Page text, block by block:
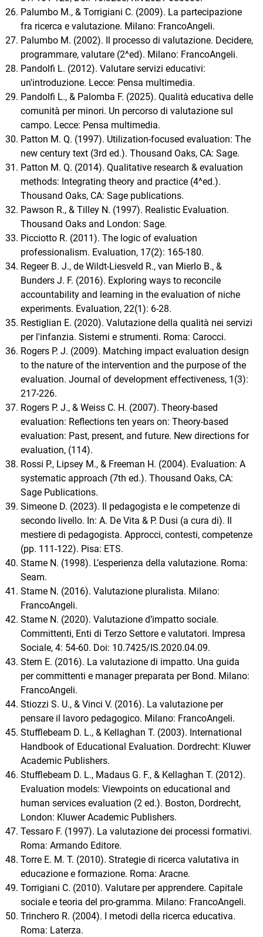
Palumbo M., & Torrigiani C. (2009). La partecipazione
fra ricerca e valutazione. Milano: FrancoAngeli.
Palumbo M. (2002). Il processo di valutazione. Decidere,
programmare, valutare (2^ed). Milano: FrancoAngeli.
Pandolfi L. (2012). Valutare servizi educativi:
un'introduzione. Lecce: Pensa multimedia.
Pandolfi L., & Palomba F. (2025). Qualità educativa delle
comunità per minori. Un percorso di valutazione sul
campo. Lecce: Pensa multimedia.
Patton M. Q. (1997). Utilization-focused evaluation: The
new century text (3rd ed.). Thousand Oaks, CA: Sage.
Patton M. Q. (2014). Qualitative research & evaluation
methods: Integrating theory and practice (4^ed.).
Thousand Oaks, CA: Sage publications.
Pawson R., & Tilley N. (1997). Realistic Evaluation.
Thousand Oaks and London: Sage.
Picciotto R. (2011). The logic of evaluation
professionalism. Evaluation, 17(2): 165-180.
Regeer B. J., de Wildt-Liesveld R., van Mierlo B., &
Bunders J. F. (2016). Exploring ways to reconcile
accountability and learning in the evaluation of niche
experiments. Evaluation, 22(1): 6-28.
Restiglian E. (2020). Valutazione della qualità nei servizi
per l'infanzia. Sistemi e strumenti. Roma: Carocci.
Rogers P. J. (2009). Matching impact evaluation design
to the nature of the intervention and the purpose of the
evaluation. Journal of development effectiveness, 1(3):
217-226.
Rogers P. J., & Weiss C. H. (2007). Theory-based
evaluation: Reflections ten years on: Theory-based
evaluation: Past, present, and future. New directions for
evaluation, (114).
Rossi P., Lipsey M., & Freeman H. (2004). Evaluation: A
systematic approach (7th ed.). Thousand Oaks, CA:
Sage Publications.
Simeone D. (2023). Il pedagogista e le competenze di
secondo livello. In: A. De Vita & P. Dusi (a cura di). Il
mestiere di pedagogista. Approcci, contesti, competenze
(pp. 111-122). Pisa: ETS.
Stame N. (1998). L’esperienza della valutazione. Roma:
Seam.
Stame N. (2016). Valutazione pluralista. Milano:
FrancoAngeli.
Stame N. (2020). Valutazione d’impatto sociale.
Committenti, Enti di Terzo Settore e valutatori. Impresa
Sociale, 4: 54-60. Doi: 10.7425/IS.2020.04.09.
Stern E. (2016). La valutazione di impatto. Una guida
per committenti e manager preparata per Bond. Milano:
FrancoAngeli.
Stiozzi S. U., & Vinci V. (2016). La valutazione per
pensare il lavoro pedagogico. Milano: FrancoAngeli.
Stufflebeam D. L., & Kellaghan T. (2003). International
Handbook of Educational Evaluation. Dordrecht: Kluwer
Academic Publishers.
Stufflebeam D. L., Madaus G. F., & Kellaghan T. (2012).
Evaluation models: Viewpoints on educational and
human services evaluation (2 ed.). Boston, Dordrecht,
London: Kluwer Academic Publishers.
Tessaro F. (1997). La valutazione dei processi formativi.
Roma: Armando Editore.
Torre E. M. T. (2010). Strategie di ricerca valutativa in
educazione e formazione. Roma: Aracne.
Torrigiani C. (2010). Valutare per apprendere. Capitale
sociale e teoria del pro-gramma. Milano: FrancoAngeli.
Trinchero R. (2004). I metodi della ricerca educativa.
Roma: Laterza.